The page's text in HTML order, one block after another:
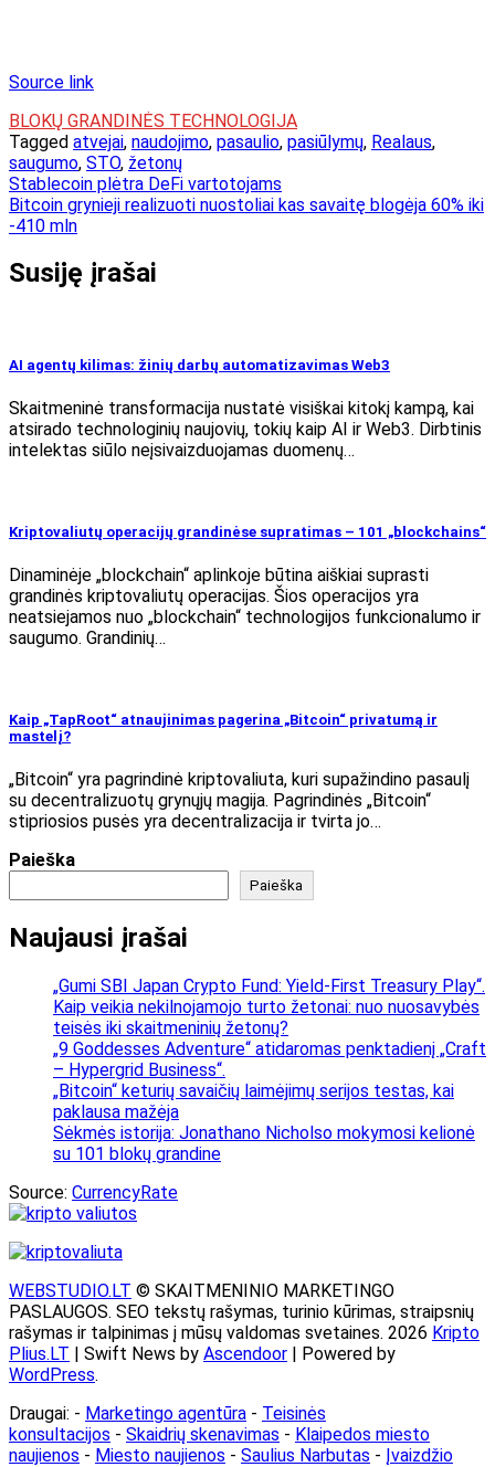
Source link
BLOKŲ GRANDINĖS TECHNOLOGIJA
Tagged atvejai, naudojimo, pasaulio, pasiūlymų, Realaus,
saugumo, STO, žetonų
Navigacija
tarp
Stablecoin plėtra DeFi vartotojams
Bitcoin grynieji realizuoti nuostoliai kas savaitę blogėja 60% iki
-410 mln
Susiję įrašai
AI agentų kilimas: žinių darbų automatizavimas Web3
Skaitmeninė transformacija nustatė visiškai kitokį kampą, kai
atsirado technologinių naujovių, tokių kaip AI ir Web3. Dirbtinis
intelektas siūlo neįsivaizduojamas duomenų…
Kriptovaliutų operacijų grandinėse supratimas – 101 „blockchains“
Dinaminėje „blockchain“ aplinkoje būtina aiškiai suprasti
grandinės kriptovaliutų operacijas. Šios operacijos yra
neatsiejamos nuo „blockchain“ technologijos funkcionalumo ir
saugumo. Grandinių…
Kaip „TapRoot“ atnaujinimas pagerina „Bitcoin“ privatumą ir
mastelį?
„Bitcoin“ yra pagrindinė kriptovaliuta, kuri supažindino pasaulį
su decentralizuotų grynųjų magija. Pagrindinės „Bitcoin“
stipriosios pusės yra decentralizacija ir tvirta jo…
Paieška
Paieška
Naujausi įrašai
„Gumi SBI Japan Crypto Fund: Yield-First Treasury Play“.
Kaip veikia nekilnojamojo turto žetonai: nuo nuosavybės
teisės iki skaitmeninių žetonų?
„9 Goddesses Adventure“ atidaromas penktadienį „Craft
– Hypergrid Business“.
„Bitcoin“ keturių savaičių laimėjimų serijos testas, kai
paklausa mažėja
Sėkmės istorija: Jonathano Nicholso mokymosi kelionė
su 101 blokų grandine
Source: CurrencyRate
WEBSTUDIO.LT © SKAITMENINIO MARKETINGO
PASLAUGOS. SEO tekstų rašymas, turinio kūrimas, straipsnių
rašymas ir talpinimas į mūsų valdomas svetaines. 2026 Kripto
Plius.LT | Swift News by Ascendoor | Powered by
WordPress.
Draugai: - Marketingo agentūra - Teisinės
konsultacijos - Skaidrių skenavimas - Klaipedos miesto
naujienos - Miesto naujienos - Saulius Narbutas - Įvaizdžio